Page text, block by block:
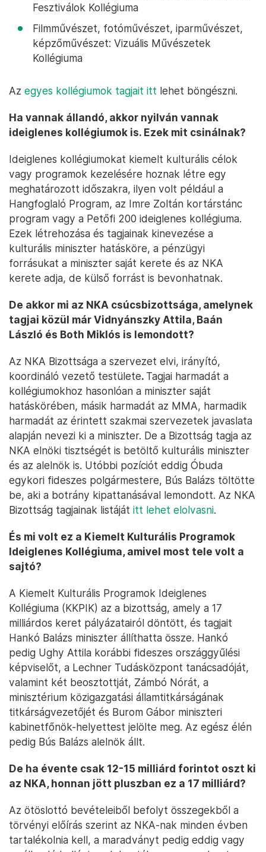
Fesztiválok Kollégiuma
Filmművészet, fotóművészet, iparművészet,
képzőművészet: Vizuális Művészetek
Kollégiuma
Az egyes kollégiumok tagjait itt lehet böngészni.
Ha vannak állandó, akkor nyilván vannak
ideiglenes kollégiumok is. Ezek mit csinálnak?
Ideiglenes kollégiumokat kiemelt kulturális célok
vagy programok kezelésére hoznak létre egy
meghatározott időszakra, ilyen volt például a
Hangfoglaló Program, az Imre Zoltán kortárstánc
program vagy a Petőfi 200 ideiglenes kollégiuma.
Ezek létrehozása és tagjainak kinevezése a
kulturális miniszter hatásköre, a pénzügyi
forrásukat a miniszter saját kerete és az NKA
kerete adja, de külső forrást is bevonhatnak.
De akkor mi az NKA csúcsbizottsága, amelynek
tagjai közül már Vidnyánszky Attila, Baán
László és Both Miklós is lemondott?
Az NKA Bizottsága a szervezet elvi, irányító,
koordináló vezető testülete. Tagjai harmadát a
kollégiumokhoz hasonlóan a miniszter saját
hatáskörében, másik harmadát az MMA, harmadik
harmadát az érintett szakmai szervezetek javaslata
alapján nevezi ki a miniszter. De a Bizottság tagja az
NKA elnöki tisztségét is betöltő kulturális miniszter
és az alelnök is. Utóbbi pozíciót eddig Óbuda
egykori fideszes polgármestere, Bús Balázs töltötte
be, aki a botrány kipattanásával lemondott. Az NKA
Bizottság tagjainak listáját itt lehet elolvasni.
És mi volt ez a Kiemelt Kulturális Programok
Ideiglenes Kollégiuma, amivel most tele volt a
sajtó?
A Kiemelt Kulturális Programok Ideiglenes
Kollégiuma (KKPIK) az a bizottság, amely a 17
milliárdos keret pályázatairól döntött, és tagjait
Hankó Balázs miniszter állíthatta össze. Hankó
pedig Ughy Attila korábbi fideszes országgyűlési
képviselőt, a Lechner Tudásközpont tanácsadóját,
valamint két beosztottját, Zámbó Nórát, a
minisztérium közigazgatási államtitkárságának
titkárságvezetőjét és Burom Gábor miniszteri
kabinetfőnök-helyettest jelölte meg. Az egész élén
pedig Bús Balázs alelnök állt.
De ha évente csak 12-15 milliárd forintot oszt ki
az NKA, honnan jött pluszban ez a 17 milliárd?
Az ötöslottó bevételeiből befolyt összegekből a
törvényi előírás szerint az NKA-nak minden évben
tartalékolnia kell, a maradványt pedig eddig vagy